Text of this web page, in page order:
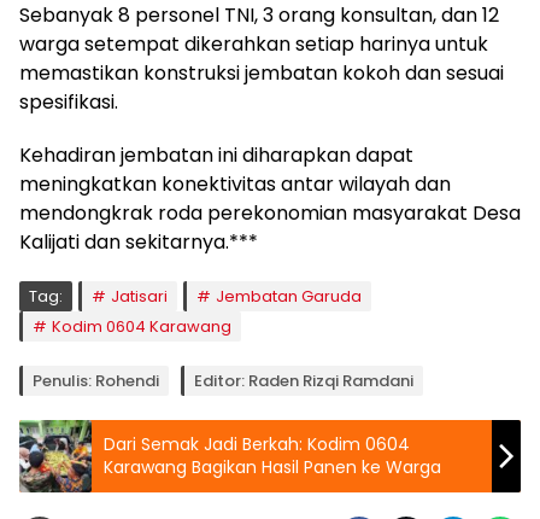
Sebanyak 8 personel TNI, 3 orang konsultan, dan 12
warga setempat dikerahkan setiap harinya untuk
memastikan konstruksi jembatan kokoh dan sesuai
spesifikasi.
Kehadiran jembatan ini diharapkan dapat
meningkatkan konektivitas antar wilayah dan
mendongkrak roda perekonomian masyarakat Desa
Kalijati dan sekitarnya.***
Tag: Jatisari
Jembatan Garuda
Kodim 0604 Karawang
Penulis: Rohendi Editor: Raden Rizqi Ramdani
Dari Semak Jadi Berkah: Kodim 0604
Karawang Bagikan Hasil Panen ke Warga